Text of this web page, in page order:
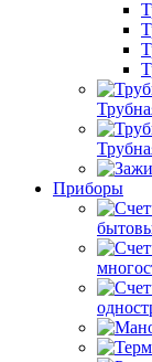
Приборы